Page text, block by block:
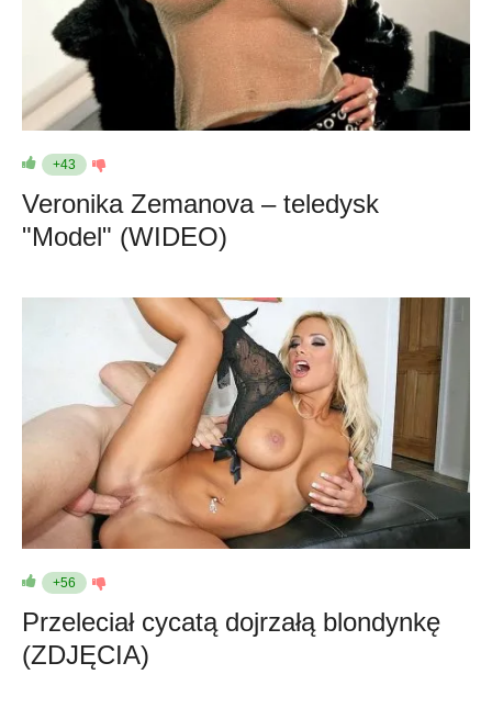
+43
Veronika Zemanova – teledysk
"Model" (WIDEO)
+56
Przeleciał cycatą dojrzałą blondynkę
(ZDJĘCIA)